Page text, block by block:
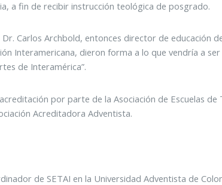
a fin de recibir instrucción teológica de posgrado.
Carlos Archbold, entonces director de educación
Interamericana, dieron forma a lo que vendría a
de Interamérica”.
por parte de la Asociación de Escuelas
Acreditadora Adventista.
de SETAI en la Universidad Adventista de